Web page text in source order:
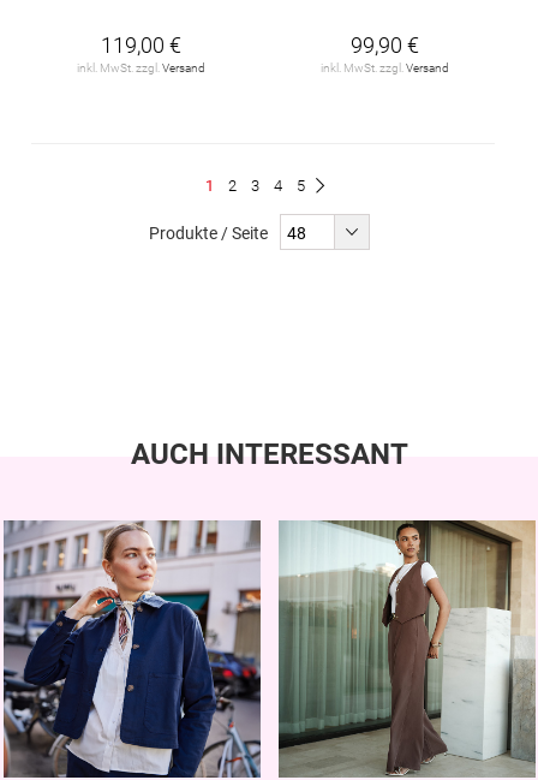
119,00 €
inkl. MwSt. zzgl. Versand
99,90 €
inkl. MwSt. zzgl. Versand
Du
1 Seite
2 Seite
3 Seite
4 Seite
5
Produkte / Seite
AUCH INTERESSANT